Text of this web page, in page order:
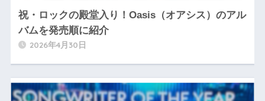
祝・ロックの殿堂入り！Oasis（オアシス）のアル
バムを発売順に紹介
2026年4月30日